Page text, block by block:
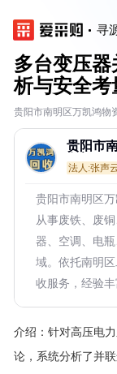
寻
多台变压
析与安全考
贵阳市南明区万凯鸿物
贵阳市
务部
法人:张声
贵阳市南明区
从事废铁、废
器、空调、电
域。依托南明
收服务，经验丰
介绍： 针对高压电
论，系统分析了并